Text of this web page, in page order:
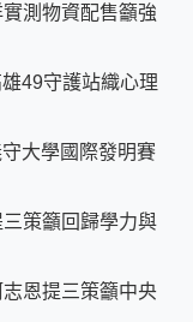
測物資配售籲強
49守護站織心理
大學國際發明賽
策籲回歸學力與
恩提三策籲中央